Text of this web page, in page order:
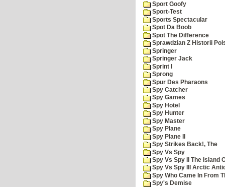
Sport Goofy
Sport-Test
Sports Spectacular
Spot Da Boob
Spot The Difference
Sprawdzian Z Historii
Springer
Springer Jack
Sprint I
Sprong
Spur Des Pharaons
Spy Catcher
Spy Games
Spy Hotel
Spy Hunter
Spy Master
Spy Plane
Spy Plane II
Spy Strikes Back!, The
Spy Vs Spy
Spy Vs Spy II The Island
Spy Vs Spy III Arctic
Spy Who Came In From
Spy's Demise